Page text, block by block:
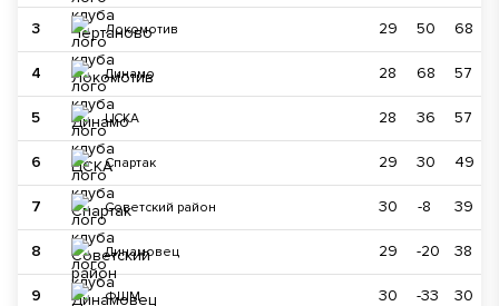
3 Локомотив 29 50 68
4 Динамо 28 68 57
5 ЦСКА 28 36 57
6 Спартак 29 30 49
7 Советский район 30 -8 39
8 Динамовец 29 -20 38
9 ФШМ 30 -33 30